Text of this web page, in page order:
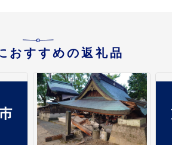
おすすめの返礼品